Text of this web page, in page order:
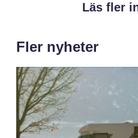
Läs fler
Fler nyheter